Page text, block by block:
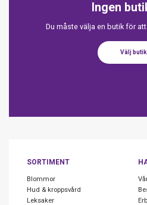
Ingen
Du måste välja en butik för
Välj butik
SORTIMENT
Blommor
Hud & kroppsvård
Leksaker